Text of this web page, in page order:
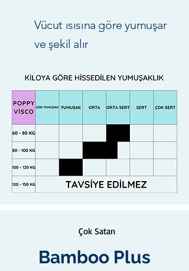
Vücut ısısına göre yumuşar
ve şekil alır​
Çok Satan
Bamboo Plus